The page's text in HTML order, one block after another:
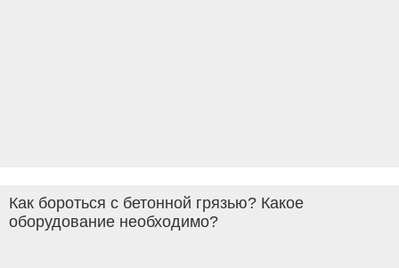
Как бороться с бетонной грязью? Какое
оборудование необходимо?